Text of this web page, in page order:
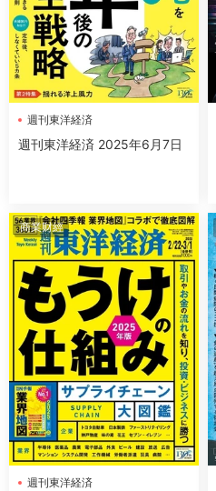
週刊東洋経済
週刊東洋経済 2025年6月7日
商業财經
週刊東洋経済